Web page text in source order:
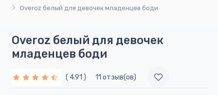
Overoz белый для девочек младенцев боди
Overoz белый для девочек
младенцев боди
( 4.91 ) 11 отзыв(ов)